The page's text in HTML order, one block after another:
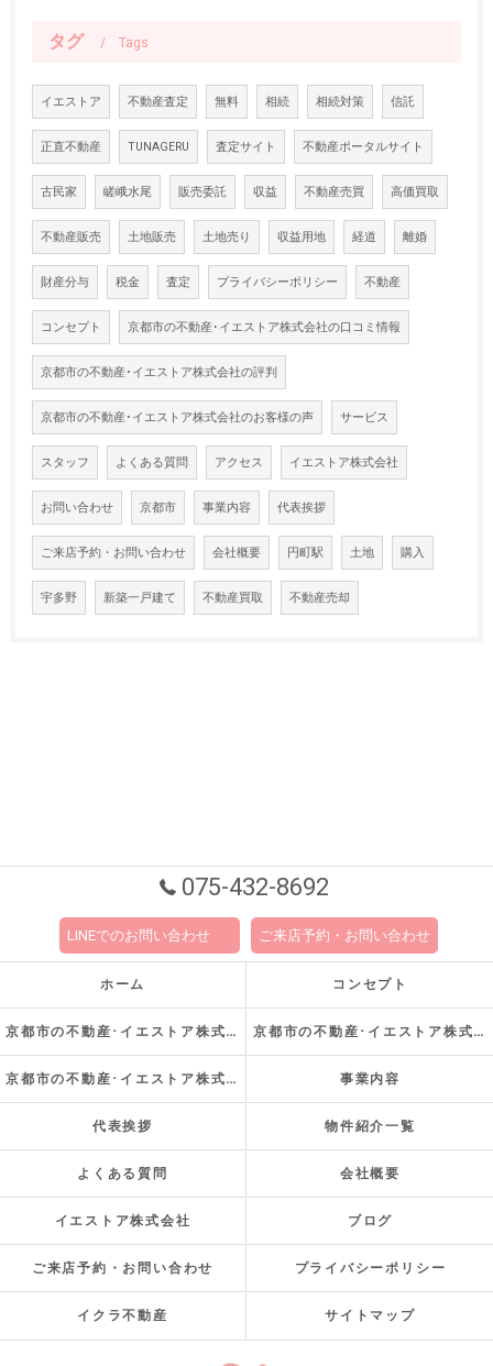
タグ Tags
イエストア 不動産査定 無料 相続 相続対策 信託
正直不動産 TUNAGERU 査定サイト 不動産ポータルサイト
古民家 嵯峨水尾 販売委託 収益 不動産売買 高価買取
不動産販売 土地販売 土地売り 収益用地 経道 離婚
財産分与 税金 査定 プライバシーポリシー 不動産
コンセプト 京都市の不動産･イエストア株式会社の口コミ情報
京都市の不動産･イエストア株式会社の評判
京都市の不動産･イエストア株式会社のお客様の声 サービス
スタッフ よくある質問 アクセス イエストア株式会社
お問い合わせ 京都市 事業内容 代表挨拶
ご来店予約・お問い合わせ 会社概要 円町駅 土地 購入
宇多野 新築一戸建て 不動産買取 不動産売却
075-432-8692
LINEでのお問い合わせ ご来店予約・お問い合わせ
ホーム コンセプト
京都市の不動産･イエストア株式会社の口コミ情報 京都市の不動産･イエストア株式会社の評判
京都市の不動産･イエストア株式会社のお客様の声 事業内容
代表挨拶 物件紹介一覧
よくある質問 会社概要
イエストア株式会社 ブログ
ご来店予約・お問い合わせ プライバシーポリシー
イクラ不動産 サイトマップ